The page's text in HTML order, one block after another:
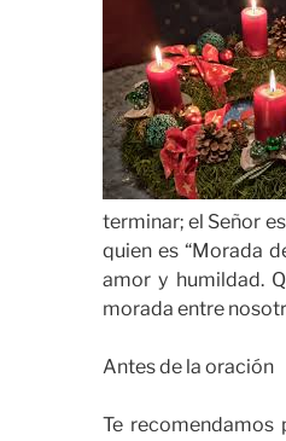
terminar; el Señor
quien es “Morada
amor y humildad.
morada entre
Antes de la oración
Te recomendamos